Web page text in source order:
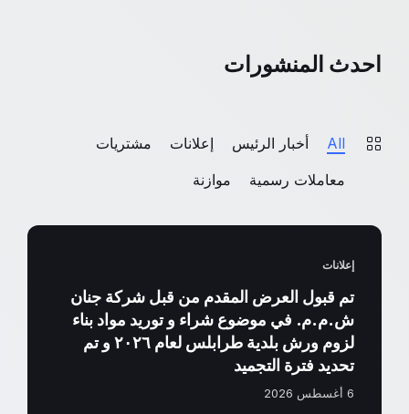
احدث المنشورات
All أخبار الرئيس إعلانات
مشتريات
معاملات رسمية
موازنة
إعلانات
تم قبول العرض المقدم من قبل شركة جنان
ش.م.م. في موضوع شراء و توريد مواد بناء
لزوم ورش بلدية طرابلس لعام ٢٠٢٦ و تم
تحديد فترة التجميد
6 أغسطس 2026